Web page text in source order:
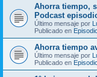
Ahorra tiempo,
Podcast
Último mensaje por
Publicado en
Ahorra tiempo
Último mensaje por
Publicado en